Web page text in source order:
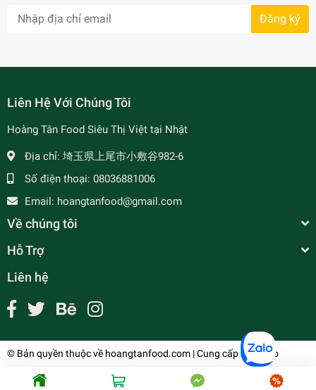
Đăng ký
Liên Hệ Với Chúng Tôi
Hoàng Tân Food Siêu Thị Việt tại Nhật
Địa chỉ: 埼玉県上尾市小敷谷982-6
Số điện thoại: 08036881006
Email: hoangtanfood@gmail.com
Về chúng tôi
Hỗ Trợ
Liên hệ
© Bản quyền thuộc về hoangtanfood.com | Cung cấp bởiSapo